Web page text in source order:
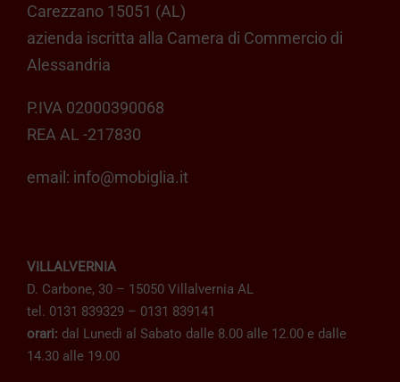
Carezzano 15051 (AL)
azienda iscritta alla Camera di Commercio di
Alessandria
P.IVA 02000390068
REA AL -217830
email: info@mobiglia.it
VILLALVERNIA
D. Carbone, 30 – 15050 Villalvernia AL
tel. 0131 839329 – 0131 839141
orari: dal Lunedì al Sabato dalle 8.00 alle 12.00 e dalle
14.30 alle 19.00